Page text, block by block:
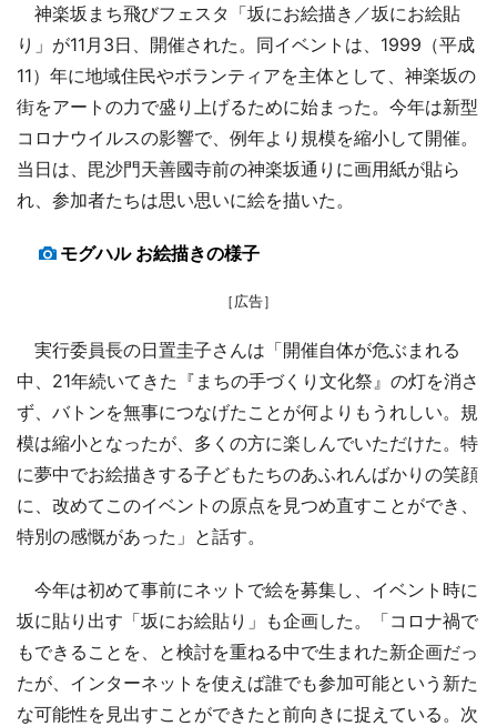
神楽坂まち飛びフェスタ「坂にお絵描き／坂にお絵貼
り」が11月3日、開催された。同イベントは、1999（平成
11）年に地域住民やボランティアを主体として、神楽坂の
街をアートの力で盛り上げるために始まった。今年は新型
コロナウイルスの影響で、例年より規模を縮小して開催。
当日は、毘沙門天善國寺前の神楽坂通りに画用紙が貼ら
れ、参加者たちは思い思いに絵を描いた。
モグハル お絵描きの様子
［広告］
実行委員長の日置圭子さんは「開催自体が危ぶまれる
中、21年続いてきた『まちの手づくり文化祭』の灯を消さ
ず、バトンを無事につなげたことが何よりもうれしい。規
模は縮小となったが、多くの方に楽しんでいただけた。特
に夢中でお絵描きする子どもたちのあふれんばかりの笑顔
に、改めてこのイベントの原点を見つめ直すことができ、
特別の感慨があった」と話す。
今年は初めて事前にネットで絵を募集し、イベント時に
坂に貼り出す「坂にお絵貼り」も企画した。「コロナ禍で
もできることを、と検討を重ねる中で生まれた新企画だっ
たが、インターネットを使えば誰でも参加可能という新た
な可能性を見出すことができたと前向きに捉えている。次